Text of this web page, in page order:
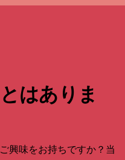
はありま
興味をお持ちですか？当